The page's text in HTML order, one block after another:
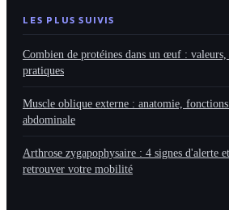
LES PLUS SUIVIS
Combien de protéines dans un œuf : valeurs,
pratiques
Muscle oblique externe : anatomie,
abdominale
Arthrose zygapophysaire : 4 signes d'alerte
retrouver votre mobilité